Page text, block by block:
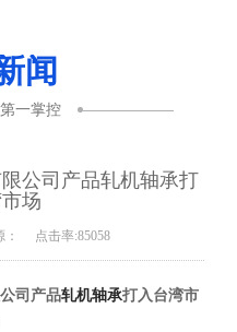
闻
一掌控
公司产品轧机轴承打
场
： 点击率:85058
司产品轧机轴承打入台湾市